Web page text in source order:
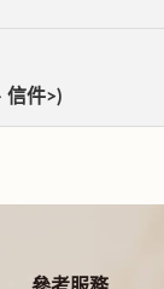
信件>)